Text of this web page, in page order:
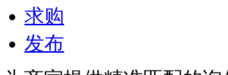
求购
发布